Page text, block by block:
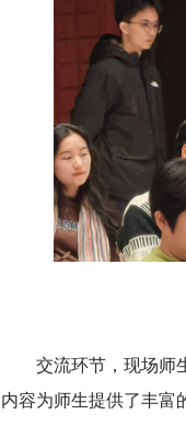
交流环节，现场师
内容为师生提供了丰富